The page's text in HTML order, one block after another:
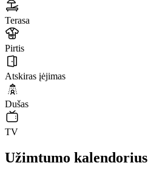
Terasa
Pirtis
Atskiras įėjimas
Dušas
TV
Užimtumo kalendorius